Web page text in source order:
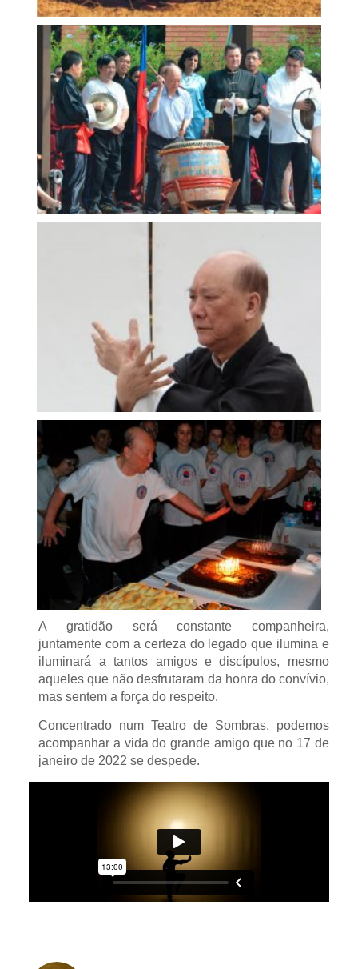
A gratidão será constante companheira,
juntamente com a certeza do legado que ilumina e
iluminará a tantos amigos e discípulos, mesmo
aqueles que não desfrutaram da honra do convívio,
mas sentem a força do respeito.
Concentrado num Teatro de Sombras, podemos
acompanhar a vida do grande amigo que no 17 de
janeiro de 2022 se despede.